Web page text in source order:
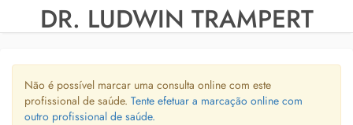
DR. LUDWIN TRAMPERT
Não é possível marcar uma consulta online com este
profissional de saúde. Tente efetuar a marcação online com
outro profissional de saúde.